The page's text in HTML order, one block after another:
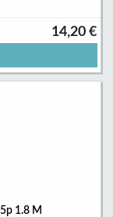
14,20 €
1.8 M